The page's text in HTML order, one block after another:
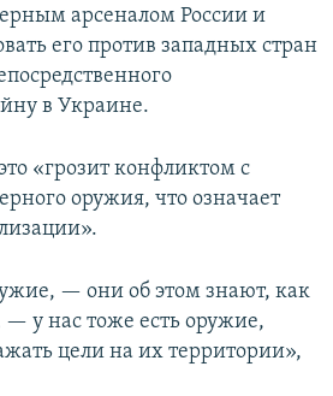
арсеналом России и
его против западных стран
в Украине.
«грозит конфликтом с
оружия, что означает
— они об этом знают, как
— у нас тоже есть оружие,
цели на их территории»,